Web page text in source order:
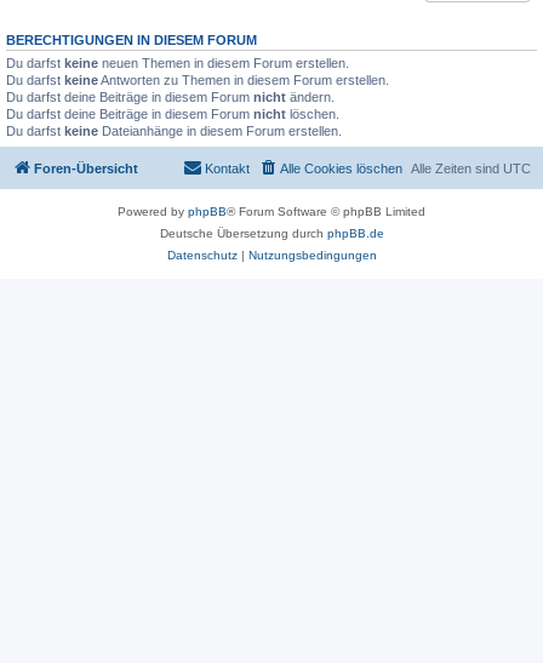
BERECHTIGUNGEN IN DIESEM FORUM
Du darfst keine neuen Themen in diesem Forum erstellen.
Du darfst keineAntworten zu Themen in diesem Forum erstellen.
Du darfst deine Beiträge in diesem Forum nicht ändern.
Du darfst deine Beiträge in diesem Forum nicht löschen.
Du darfst keine Dateianhänge in diesem Forum erstellen.
Foren-Übersicht Alle Zeiten sind UTC
Alle Cookies löschen
Kontakt
Powered by phpBB® Forum Software © phpBB Limited
Deutsche Übersetzung durch phpBB.de
Datenschutz| Nutzungsbedingungen